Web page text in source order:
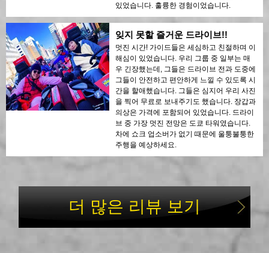
있었습니다. 훌륭한 경험이었습니다.
잊지 못할 즐거운 드라이브!!
멋진 시간! 가이드들은 세심하고 친절하며 이
해심이 있었습니다. 우리 그룹 중 일부는 매
우 긴장했는데, 그들은 드라이브 전과 도중에
그들이 안전하고 편안하게 느낄 수 있도록 시
간을 할애했습니다. 그들은 심지어 우리 사진
을 찍어 무료로 보내주기도 했습니다. 장갑과
의상은 가격에 포함되어 있었습니다. 드라이
브 중 가장 멋진 전망은 도쿄 타워였습니다.
차에 쇼크 업소버가 없기 때문에 울퉁불퉁한
주행을 예상하세요.
더 많은 리뷰 보기